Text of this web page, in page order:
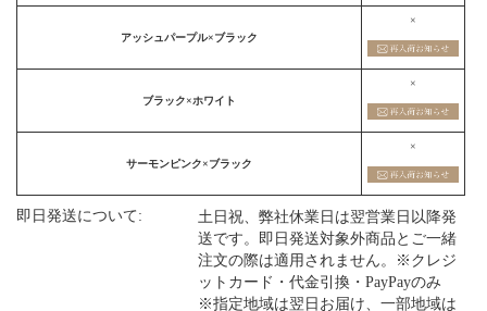
アッシュパープル×ブラック
×
ブラック×ホワイト
×
サーモンピンク×ブラック
×
即日発送について:
土日祝、弊社休業日は翌営業日以降発
送です。即日発送対象外商品とご一緒
注文の際は適用されません。※クレジ
ットカード・代金引換・PayPayのみ
※指定地域は翌日お届け、一部地域は